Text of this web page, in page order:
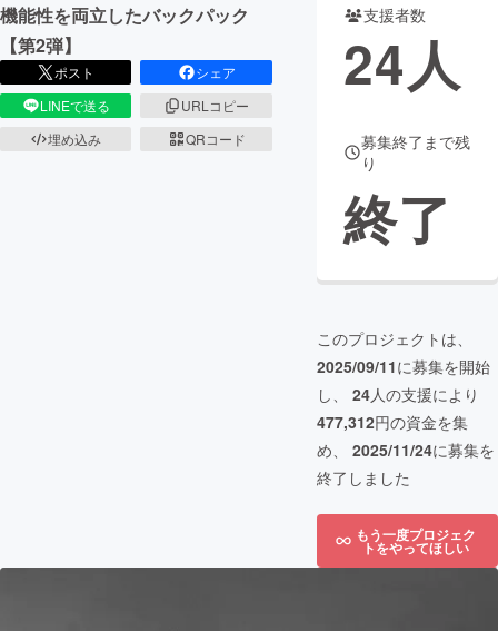
機能性を両立したバックパック
【第2弾】
ポスト
シェア
LINEで送る
URLコピー
埋め込み
QRコード
支援者数
24人
募集終了まで残
り
終了
このプロジェクトは、
2025/09/11に募集を開始
し、 24人の支援により
477,312円の資金を集
め、 2025/11/24に募集を
終了しました
もう一度プロジェク
トをやってほしい